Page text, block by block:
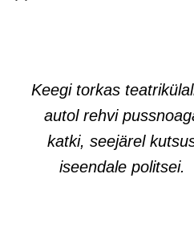
Keegi torkas
autol rehvi
katki, seejärel
iseendale politsei.